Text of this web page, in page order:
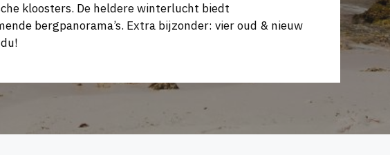
kloosters. De heldere winterlucht biedt
bergpanorama’s. Extra bijzonder: vier oud & nieuw